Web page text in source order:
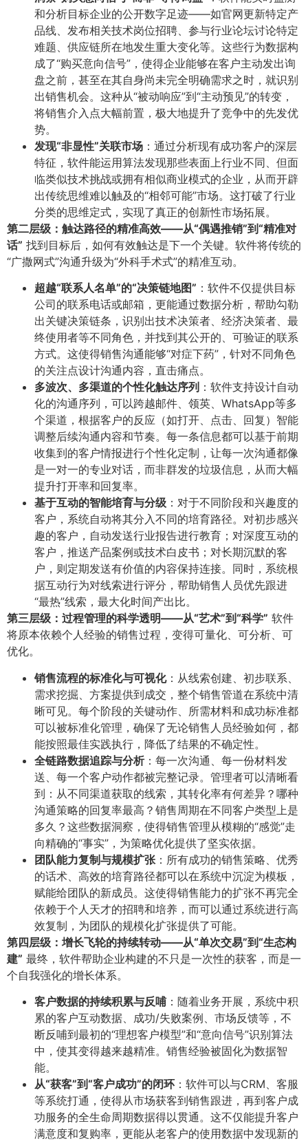
和分析目标企业的公开数字足迹——如官网更新特定产
品线、发布相关技术岗位招聘、参与行业论坛讨论特定
难题、供应链所在地发生重大变化等。这些行为数据构
成了“购买意向信号”，使得企业能够在客户主动发出询
盘之前，甚至在其自身尚未完全明确需求之时，就识别
出销售机会。这种从“被动响应”到“主动预见”的转变，
将销售介入点大幅前置，极大地提升了竞争中的先发优
势。
发现“非显性”关联市场 ​：通过分析现有成功客户的深层
特征，软件能运用算法发现那些表面上行业不同、但面
临类似技术挑战或拥有相似商业模式的企业，从而开辟
出传统思维难以触及的“相邻可能”市场。这打破了行业
分类的思维定式，实现了真正的创新性市场拓展。
第二层级：触达路径的精准高效——从“偶遇推销”到“精准对
话”​ 找到目标后，如何有效触达是下一个关键。软件将传统的
“广撒网式”沟通升级为“外科手术式”的精准互动。
超越“联系人名单”的“决策链地图”​ ​：软件不仅提供目标
公司的联系电话或邮箱，更能通过数据分析，帮助勾勒
出关键决策链条，识别出技术决策者、经济决策者、最
终使用者等不同角色，并找到其公开的、可验证的联系
方式。这使得销售沟通能够“对症下药”，针对不同角色
的关注点设计沟通内容，直击痛点。
多波次、多渠道的个性化触达序列 ​：软件支持设计自动
化的沟通序列，可以跨越邮件、领英、WhatsApp等多
个渠道，根据客户的反应（如打开、点击、回复）智能
调整后续沟通内容和节奏。每一条信息都可以基于前期
收集到的客户情报进行个性化定制，让每一次沟通都像
是一对一的专业对话，而非群发的垃圾信息，从而大幅
提升打开率和回复率。
基于互动的智能培育与分级 ​：对于不同阶段和兴趣度的
客户，系统自动将其分入不同的培育路径。对初步感兴
趣的客户，自动发送行业报告进行教育；对深度互动的
客户，推送产品案例或技术白皮书；对长期沉默的客
户，则定期发送有价值的内容保持连接。同时，系统根
据互动行为对线索进行评分，帮助销售人员优先跟进
“最热”线索，最大化时间产出比。
第三层级：过程管理的科学透明——从“艺术”到“科学”​ 软件
将原本依赖个人经验的销售过程，变得可量化、可分析、可
优化。
销售流程的标准化与可视化​：从线索创建、初步联系、
需求挖掘、方案提供到成交，整个销售管道在系统中清
晰可见。每个阶段的关键动作、所需材料和成功标准都
可以被标准化管理，确保了无论销售人员经验如何，都
能按照最佳实践执行，降低了结果的不确定性。
全链路数据追踪与分析​：每一次沟通、每一份材料发
送、每一个客户动作都被完整记录。管理者可以清晰看
到：从不同渠道获取的线索，其转化率有何差异？哪种
沟通策略的回复率最高？销售周期在不同客户类型上是
多久？这些数据洞察，使得销售管理从模糊的“感觉”走
向精确的“事实”，为策略优化提供了坚实依据。
团队能力复制与规模扩张 ​：所有成功的销售策略、优秀
的话术、高效的培育路径都可以在系统中沉淀为模板，
赋能给团队的新成员。这使得销售能力的扩张不再完全
依赖于个人天才的招聘和培养，而可以通过系统进行高
效复制，为团队的规模化扩张提供了可能。
第四层级：增长飞轮的持续转动——从“单次交易”到“生态构
建”​ 最终，软件帮助企业构建的不只是一次性的获客，而是一
个自我强化的增长体系。
客户数据的持续积累与反哺​：随着业务开展，系统中积
累的客户互动数据、成功/失败案例、市场反馈等，不
断反哺到最初的“理想客户模型”和“意向信号”识别算法
中，使其变得越来越精准。销售经验被固化为数据智
能。
从“获客”到“客户成功”的闭环​：软件可以与CRM、客服
等系统打通，使得从市场获客到销售跟进，再到客户成
功服务的全生命周期数据得以贯通。这不仅能提升客户
满意度和复购率，更能从老客户的使用数据中发现新的